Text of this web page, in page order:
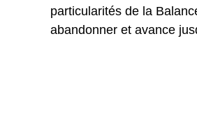
particularités de la
abandonner et avance